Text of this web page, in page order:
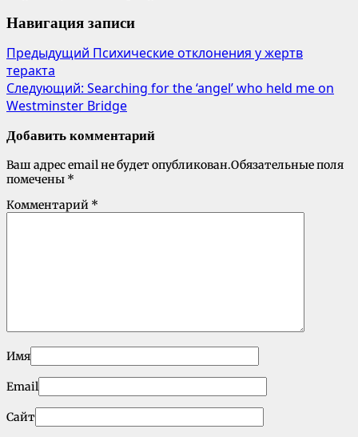
Навигация записи
Предыдущий Психические отклонения у жертв
теракта
Следующий: Searching for the ‘angel’ who held me on
Westminster Bridge
Добавить комментарий
Ваш адрес email не будет опубликован.Обязательные поля
помечены *
Комментарий *
Имя
Email
Сайт